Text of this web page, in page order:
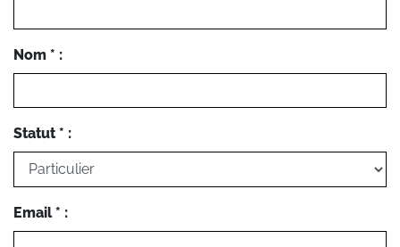
Nom * :
Statut * :
Email * :